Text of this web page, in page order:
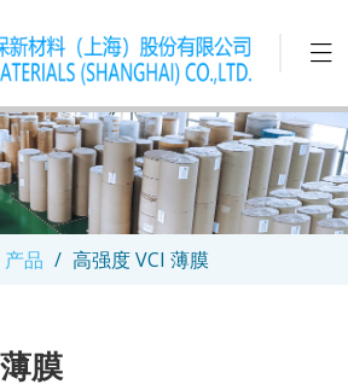
产品 / 高强度 VCI 薄膜
膜